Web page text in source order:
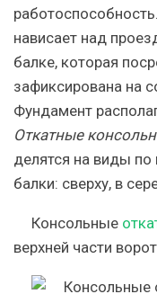
нависает над
балке, которая
зафиксирована на
Фундамент
Откатные
делятся на виды
балки: сверху, в
Консольные
верхней части ворот